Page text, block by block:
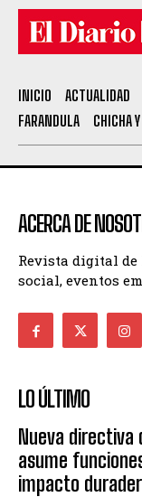
INICIO ACTUALIDAD
FARANDULA
CHICHA
ACERCA DE
Revista digital de
social, eventos
LO ÚLTIMO
Nueva directiva
asume
impacto